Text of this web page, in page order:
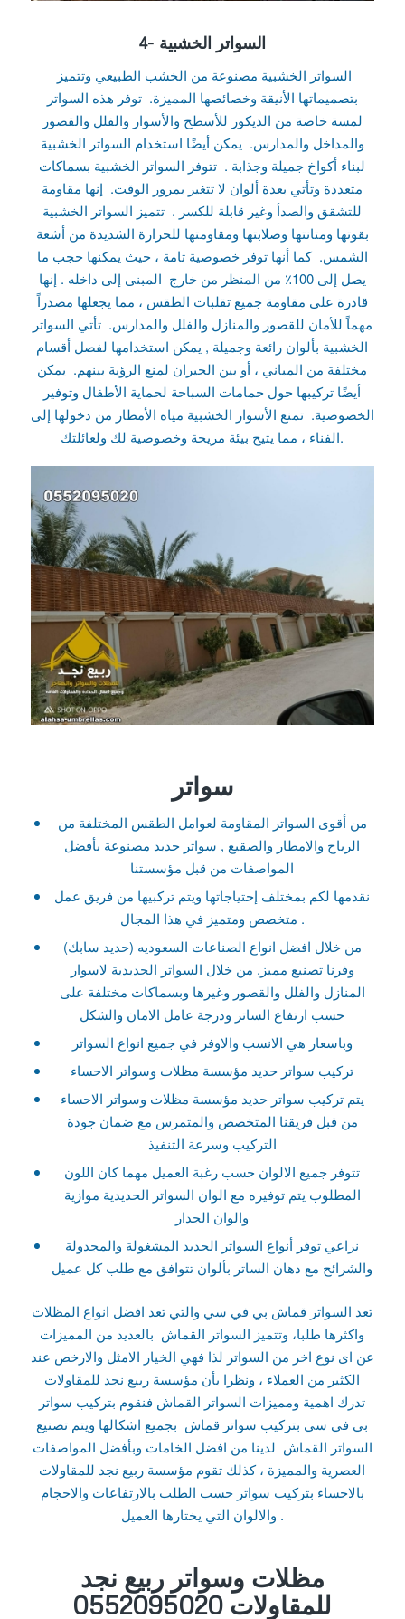
4- السواتر الخشبية
بتصميماتها الأنيقة وخصائصها المميزة. توفر هذه السواتر
لمسة خاصة من الديكور للأسطح والأسوار والفلل والقصور
والمداخل والمدارس. يمكن أيضًا استخدام السواتر الخشبية
لبناء أكواخ جميلة وجذابة . تتوفر السواتر الخشبية بسماكات
متعددة وتأتي بعدة ألوان لا تتغير بمرور الوقت. إنها مقاومة
للتشقق والصدأ وغير قابلة للكسر . تتميز السواتر الخشبية
بقوتها ومتانتها وصلابتها ومقاومتها للحرارة الشديدة من أشعة
الشمس. كما أنها توفر خصوصية تامة ، حيث يمكنها حجب ما
يصل إلى 100٪ من المنظر من خارج المبنى إلى داخله . إنها
قادرة على مقاومة جميع تقلبات الطقس ، مما يجعلها مصدراً
مهماً للأمان للقصور والمنازل والفلل والمدارس. تأتي السواتر
الخشبية بألوان رائعة وجميلة , يمكن استخدامها لفصل أقسام
مختلفة من المباني ، أو بين الجيران لمنع الرؤية بينهم. يمكن
أيضًا تركيبها حول حمامات السباحة لحماية الأطفال وتوفير
الخصوصية. تمنع الأسوار الخشبية مياه الأمطار من دخولها إلى
الفناء ، مما يتيح بيئة مريحة وخصوصية لك ولعائلتك.
سواتر
من أقوى السواتر المقاومة لعوامل الطقس المختلفة من
الرياح والامطار والصقيع , سواتر حديد مصنوعة بأفضل
المواصفات من قبل مؤسستنا
نقدمها لكم بمختلف إحتياجاتها ويتم تركبيها من فريق عمل
متخصص ومتميز في هذا المجال .
من خلال افضل انواع الصناعات السعوديه (حديد سابك)
وفرنا تصنيع مميز, من خلال السواتر الحديدية لاسوار
المنازل والفلل والقصور وغيرها وبسماكات مختلفة على
حسب ارتفاع الساتر ودرجة عامل الامان والشكل
وباسعار هي الانسب والاوفر في جميع انواع السواتر
تركيب سواتر حديد مؤسسة مظلات وسواتر الاحساء
يتم تركيب سواتر حديد مؤسسة مظلات وسواتر الاحساء
من قبل فريقنا المتخصص والمتمرس مع ضمان جودة
التركيب وسرعة التنفيذ
تتوفر جميع الالوان حسب رغبة العميل مهما كان اللون
المطلوب يتم توفيره مع الوان السواتر الحديدية موازية
والوان الجدار
نراعي توفر أنواع السواتر الحديد المشغولة والمجدولة
والشرائح مع دهان الساتر بألوان تتوافق مع طلب كل عميل
تعد السواتر قماش بي في سي والتي تعد افضل انواع المظلات
واكثرها طلبا، وتتميز السواتر القماش بالعديد من المميزات
عن اى نوع اخر من السواتر لذا فهي الخيار الامثل والارخص عند
الكثير من العملاء ، ونظرا بأن مؤسسة ربيع نجد للمقاولات
تدرك اهمية ومميزات السواتر القماش فنقوم بتركيب سواتر
بي في سي بتركيب سواتر قماش بجميع اشكالها ويتم تصنيع
السواتر القماش لدينا من افضل الخامات وبأفضل المواصفات
العصرية والمميزة ، كذلك تقوم مؤسسة ربيع نجد للمقاولات
بالاحساء بتركيب سواتر حسب الطلب بالارتفاعات والاحجام
والالوان التي يختارها العميل .
مظلات وسواتر ربيع نجد
للمقاولات 0552095020